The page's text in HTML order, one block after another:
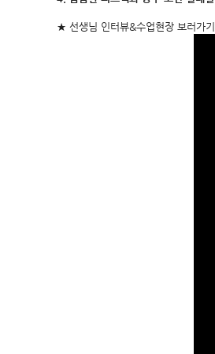
★ 선생님 인터뷰&수업현장 보러가기